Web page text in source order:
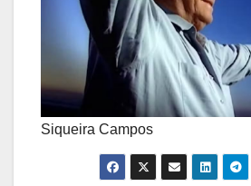
Siqueira Campos